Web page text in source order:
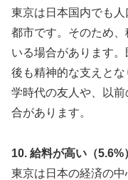
東京は日本国内でも
都市です。そのため
いる場合があります
後も精神的な支えと
学時代の友人や、以
合があります。
10. 給料が高い（5.6%
東京は日本の経済の